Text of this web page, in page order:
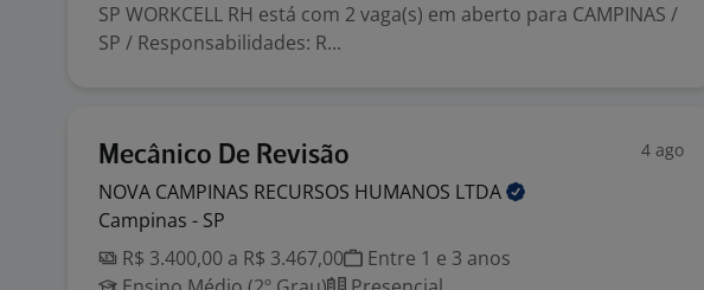
SP WORKCELL RH está com 2 vaga(s) em aberto para CAMPINAS /
SP / Responsabilidades: R...
Mecânico De Revisão 4 ago
NOVA CAMPINAS RECURSOS HUMANOS LTDA
Campinas - SP
R$ 3.400,00 a R$ 3.467,00
Entre 1 e 3 anos